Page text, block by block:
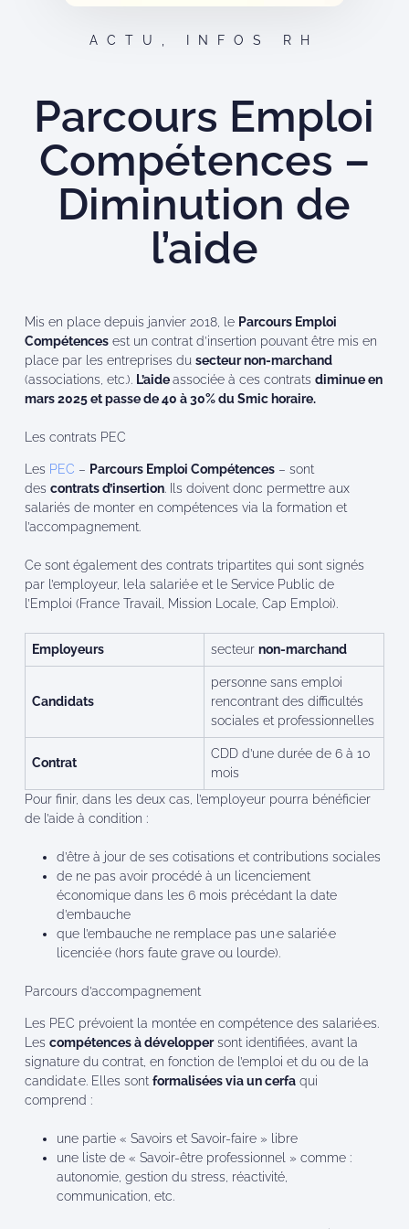
ACTU , INFOS RH
Parcours Emploi
Compétences –
Diminution de
l’aide
Mis en place depuis janvier 2018, le Parcours Emploi
Compétencesest un contrat d’insertion pouvant être mis en
place par les entreprises du secteur non-marchand
(associations, etc.).
L’aideassociée à ces contrats diminue en
mars 2025 et passe de 40 à 30% du Smic horaire.
Les contrats PEC
Les PEC – Parcours Emploi Compétences– sont
des contrats d’insertion. Ils doivent donc permettre aux
salariés de monter en compétences via la formation et
l’accompagnement.
Ce sont également des contrats tripartites qui sont signés
par l’employeur, le·la salarié·e et le Service Public de
l’Emploi (France Travail, Mission Locale, Cap Emploi).
Employeurs secteur non-marchand
Candidats
personne sans emploi
rencontrant des difficultés
sociales et professionnelles
Contrat
CDD d’une durée de 6 à 10
mois
Pour finir, dans les deux cas, l’employeur pourra bénéficier
de l’aide à condition :
d’être à jour de ses cotisations et contributions sociales
de ne pas avoir procédé à un licenciement
économique dans les 6 mois précédant la date
d’embauche
que l’embauche ne remplace pas un·e salarié·e
licencié·e (hors faute grave ou lourde).
Parcours d’accompagnement
Les PEC prévoient la montée en compétence des salarié·es.
Les compétences à développersont identifiées, avant la
signature du contrat, en fonction de l’emploi et du ou de la
candidat·e. Elles sontformalisées via un cerfaqui
comprend :
une partie « Savoirs et Savoir-faire » libre
une liste de « Savoir-être professionnel » comme :
autonomie, gestion du stress, réactivité,
communication, etc.